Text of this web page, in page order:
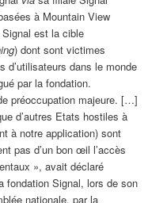
à Mountain View
est la cible
) dont sont victimes
d’utilisateurs dans le monde
par la fondation.
préoccupation majeure. […]
d’autres Etats hostiles à
à notre application) sont
pas d’un bon œil l’accès
», avait déclaré
fondation Signal, lors de son
nationale, par la